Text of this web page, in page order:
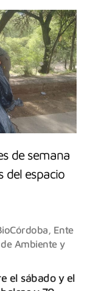
de semana
del espacio
, Ente
Ambiente y
el sábado y el